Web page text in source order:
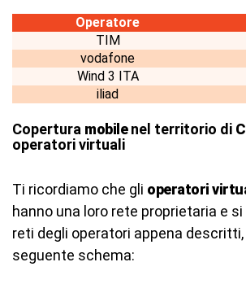
Operatore
TIM
vodafone
Wind 3 ITA
iliad
Copertura mobilenel territorio di
operatori virtuali
Ti ricordiamo che gli operatori
hanno una loro rete proprietaria e
reti degli operatori appena descritti,
seguente schema: